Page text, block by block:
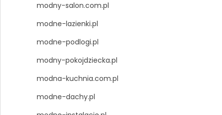
modny-salon.com.pl
modne-lazienki.pl
modne-podlogi.pl
modny-pokojdziecka.pl
modna-kuchnia.com.pl
modne-dachy.pl